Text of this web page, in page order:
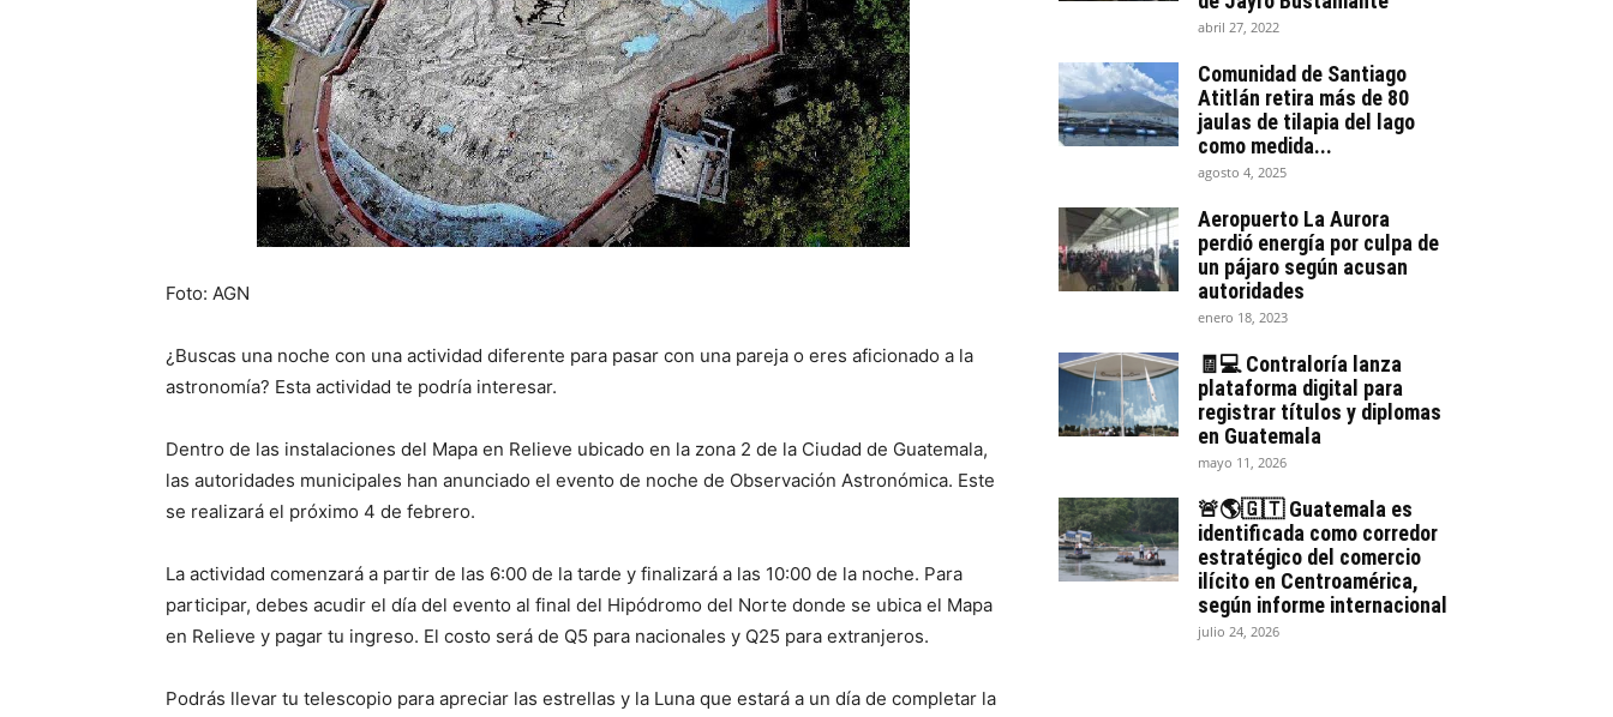
Foto: AGN
¿Buscas una noche con una actividad diferente para pasar con una pareja o eres aficionado a la
astronomía? Esta actividad te podría interesar.
Dentro de las instalaciones del Mapa en Relieve ubicado en la zona 2 de la Ciudad de Guatemala,
las autoridades municipales han anunciado el evento de noche de Observación Astronómica. Este
se realizará el próximo 4 de febrero.
La actividad comenzará a partir de las 6:00 de la tarde y finalizará a las 10:00 de la noche. Para
participar, debes acudir el día del evento al final del Hipódromo del Norte donde se ubica el Mapa
en Relieve y pagar tu ingreso. El costo será de Q5 para nacionales y Q25 para extranjeros.
Podrás llevar tu telescopio para apreciar las estrellas y la Luna que estará a un día de completar la
abril 27, 2022
Comunidad de Santiago
Atitlán retira más de 80
jaulas de tilapia del lago
como medida...
agosto 4, 2025
Aeropuerto La Aurora
perdió energía por culpa de
un pájaro según acusan
autoridades
enero 18, 2023
🧾💻 Contraloría lanza
plataforma digital para
registrar títulos y diplomas
en Guatemala
mayo 11, 2026
🚨🌎🇬🇹 Guatemala es
identificada como corredor
estratégico del comercio
ilícito en Centroamérica,
según informe internacional
julio 24, 2026